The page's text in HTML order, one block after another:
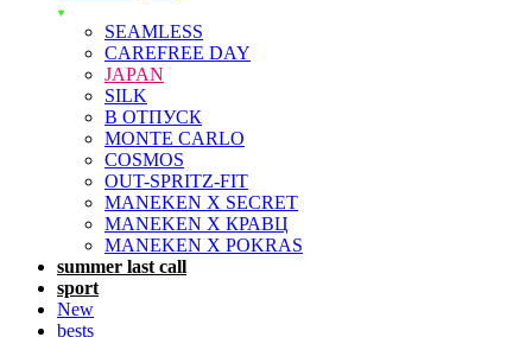
SEAMLESS
CAREFREE DAY
JAPAN
SILK
В ОТПУСК
MONTE CARLO
COSMOS
OUT-SPRITZ-FIT
MANEKEN X SECRET
MANEKEN X КРАВЦ
MANEKEN X POKRAS
summer last call
sport
New
bests